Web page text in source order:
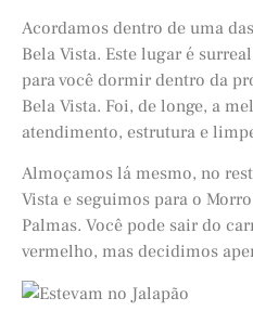
Acordamos dentro de uma
Bela Vista. Este lugar é
para você dormir dentro da
Bela Vista. Foi, de longe, a
atendimento, estrutura e
Almoçamos lá mesmo, no
Vista e seguimos para o
Palmas. Você pode sair do
vermelho, mas decidimos